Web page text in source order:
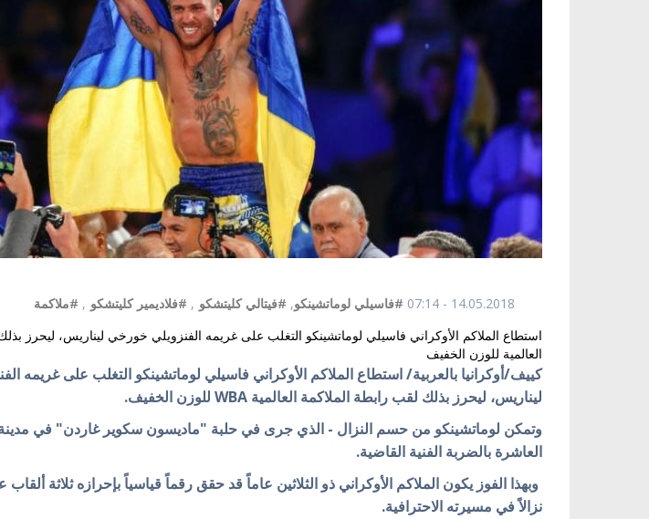
14.05.2018 - 07:14 #فاسيلي لوماتشينكو, #فيتالي كليتشكو , #فلاديمير كليتشكو , #ملاكمة
استطاع الملاكم الأوكراني فاسيلي لوماتشينكو التغلب على غريمه الفنزويلي خورخي ليناريس، ليحرز
العالمية للوزن الخفيف
كييف/أوكرانيا بالعربية/ استطاع الملاكم الأوكراني فاسيلي لوماتشينكو التغلب على غريمه
ليناريس، ليحرز بذلك لقب رابطة الملاكمة العالمية WBA للوزن الخفيف.
وتمكن لوماتشينكو من حسم النزال - الذي جرى في حلبة "ماديسون سكوير غاردن" في مدينة
العاشرة بالضربة الفنية القاضية.
نزالاً في مسيرته الاحترافية.